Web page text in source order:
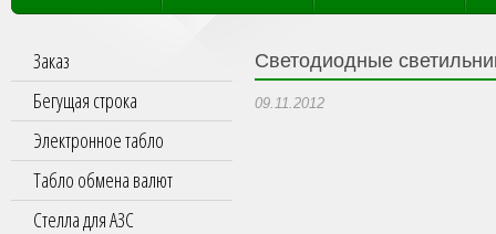
Заказ
Бегущая строка
Электронное табло
Табло обмена валют
Стелла для АЗС
Светодиодные
09.11.2012